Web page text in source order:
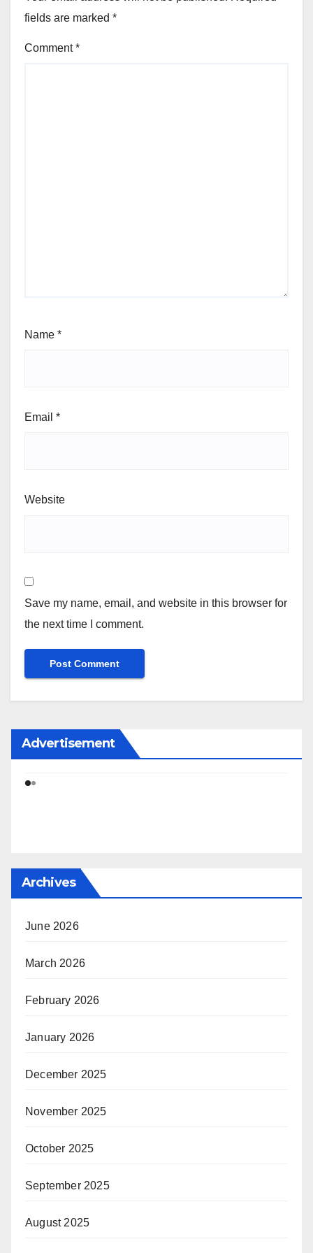
fields are marked *
Comment*
Name *
Email *
Website
Save my name, email, and website in this browser for
the next time I comment.
Advertisement
Archives
June 2026
March 2026
February 2026
January 2026
December 2025
November 2025
October 2025
September 2025
August 2025